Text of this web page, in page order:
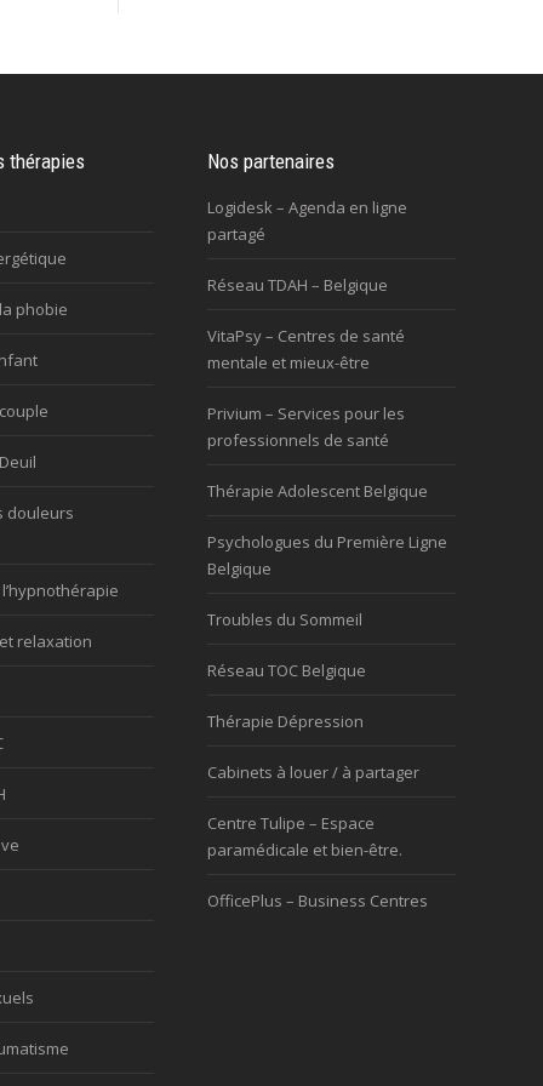
thérapies
phobie
douleurs
relaxation
Nos partenaires
Logidesk – Agenda en ligne
partagé
Réseau TDAH – Belgique
VitaPsy – Centres de santé
mentale et mieux-être
Privium – Services pour les
professionnels de santé
Thérapie Adolescent Belgique
Psychologues du Première Ligne
Belgique
Troubles du Sommeil
Réseau TOC Belgique
Thérapie Dépression
Cabinets à louer / à partager
Centre Tulipe – Espace
paramédicale et bien-être.
OfficePlus – Business Centres